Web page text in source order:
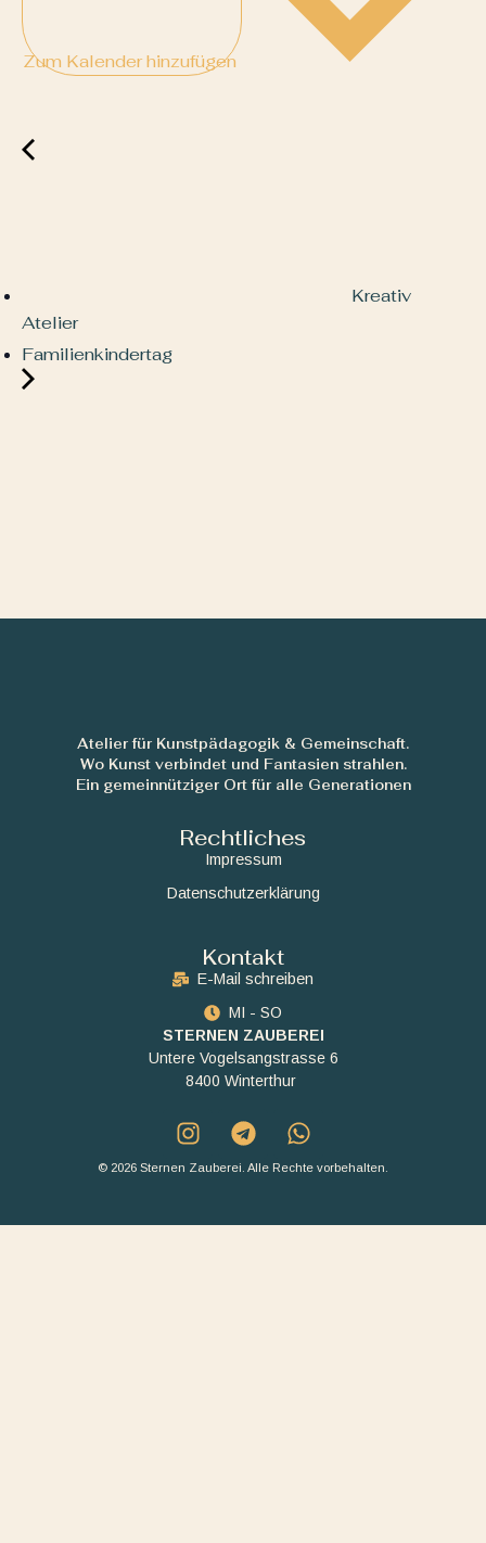
Zum Kalender hinzufügen
Kreativ
Atelier
Familienkindertag
Atelier für Kunstpädagogik & Gemeinschaft.
Wo Kunst verbindet und Fantasien strahlen.
Ein gemeinnütziger Ort für alle Generationen
Rechtliches
Impressum
Datenschutzerklärung
Kontakt
E-Mail schreiben
MI - SO
STERNEN ZAUBEREI
Untere Vogelsangstrasse 6
8400 Winterthur
© 2026 Sternen Zauberei. Alle Rechte vorbehalten.